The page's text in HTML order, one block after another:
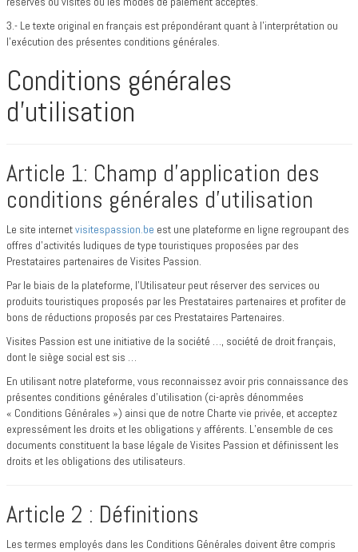
3.- Le texte original en français est prépondérant quant à l’interprétation ou
l’exécution des présentes conditions générales.
Conditions générales
d’utilisation
Article 1: Champ d’application des
conditions générales d’utilisation
Le site internetvisitespassion.be est une plateforme en ligne regroupant des
offres d’activités ludiques de type touristiques proposées par des
Prestataires partenaires de Visites Passion.
Par le biais de la plateforme, l’Utilisateur peut réserver des services ou
produits touristiques proposés par les Prestataires partenaires et profiter de
bons de réductions proposés par ces Prestataires Partenaires.
Visites Passion est une initiative de la société …, société de droit français,
dont le siège social est sis …
En utilisant notre plateforme, vous reconnaissez avoir pris connaissance des
présentes conditions générales d’utilisation (ci-après dénommées
« Conditions Générales ») ainsi que de notre Charte vie privée, et acceptez
expressément les droits et les obligations y afférents. L’ensemble de ces
documents constituent la base légale de Visites Passion et définissent les
droits et les obligations des utilisateurs.
Article 2 : Définitions
Les termes employés dans les Conditions Générales doivent être compris